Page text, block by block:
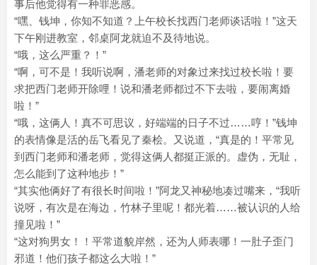
事后他觉得有一种罪恶感。
“嘿、钱坤，你知不知道？上午校长找西门老师谈话啦！”这天
下午刚进教室，邻桌阿龙就迫不及待地说。
“哦，这么严重？！”
“啊，可不是！我听说啊，潘老师的对象过来找过校长啦！要
求把西门老师开除哩！说和潘老师都过不下去啦，要闹离婚
啦！”
“哦，这俩人！真不可思议，好端端的日子不过……哼！”钱坤
的表情像是活的岳飞看见了秦桧。又说道，“真是的！平常见
到西门老师和潘老师，觉得这俩人都挺正派的。虚伪，无耻，
怎么能到了这种地步！”
“其实他俩好了有很长时间啦！”阿龙又神秘地凑过嘴来，“我听
说呀，有次是在海边，竹林子里呢！都光着……被认识的人给
撞见啦！”
“这对狗男女！！平常道貌岸然，还为人师表哪！一肚子歪门
邪道！他们孩子都这么大啦！”